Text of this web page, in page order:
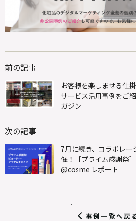
前の記事
お客様を楽しませる仕
サービス活用事例をご
ガジン
次の記事
7月に続き、コラボレ
催！［プライム感謝祭
@cosme レポート
事例一覧へ戻